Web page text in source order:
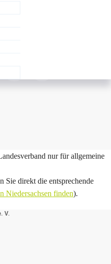
nur für allgemeine
Sie direkt die entsprechende
Niedersachsen finden).
V.